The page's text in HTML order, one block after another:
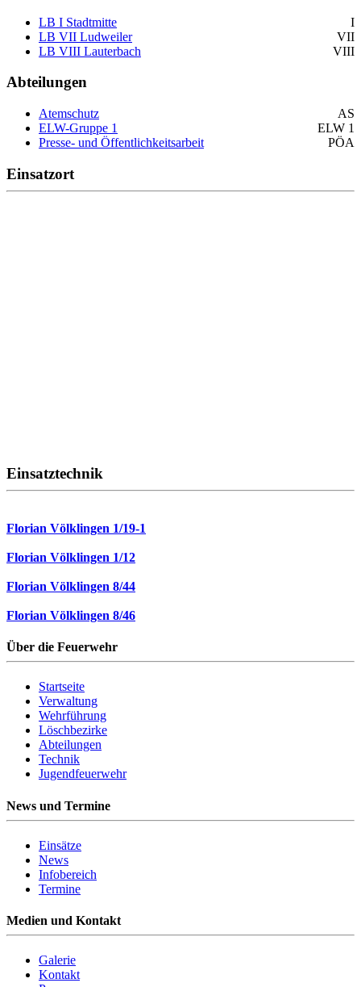
LB I Stadtmitte
I
LB VII Ludweiler
VII
LB VIII Lauterbach
VIII
Abteilungen
Atemschutz
AS
ELW-Gruppe 1
ELW 1
Presse- und Öffentlichkeitsarbeit
PÖA
Einsatzort
Einsatztechnik
Florian Völklingen 1/19-1
Florian Völklingen 1/12
Florian Völklingen 8/44
Florian Völklingen 8/46
Über die Feuerwehr
Startseite
Verwaltung
Wehrführung
Löschbezirke
Abteilungen
Technik
Jugendfeuerwehr
News und Termine
Einsätze
News
Infobereich
Termine
Medien und Kontakt
Galerie
Kontakt